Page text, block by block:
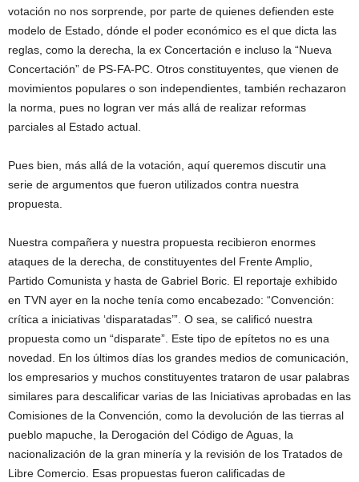
votación no nos sorprende, por parte de quienes defienden este
modelo de Estado, dónde el poder económico es el que dicta las
reglas, como la derecha, la ex Concertación e incluso la “Nueva
Concertación” de PS-FA-PC. Otros constituyentes, que vienen de
movimientos populares o son independientes, también rechazaron
la norma, pues no logran ver más allá de realizar reformas
parciales al Estado actual.
Pues bien, más allá de la votación, aquí queremos discutir una
serie de argumentos que fueron utilizados contra nuestra
propuesta.
Nuestra compañera y nuestra propuesta recibieron enormes
ataques de la derecha, de constituyentes del Frente Amplio,
Partido Comunista y hasta de Gabriel Boric. El reportaje exhibido
en TVN ayer en la noche tenía como encabezado: “Convención:
crítica a iniciativas ‘disparatadas’”. O sea, se calificó nuestra
propuesta como un “disparate”. Este tipo de epítetos no es una
novedad. En los últimos días los grandes medios de comunicación,
los empresarios y muchos constituyentes trataron de usar palabras
similares para descalificar varias de las Iniciativas aprobadas en las
Comisiones de la Convención, como la devolución de las tierras al
pueblo mapuche, la Derogación del Código de Aguas, la
nacionalización de la gran minería y la revisión de los Tratados de
Libre Comercio. Esas propuestas fueron calificadas de